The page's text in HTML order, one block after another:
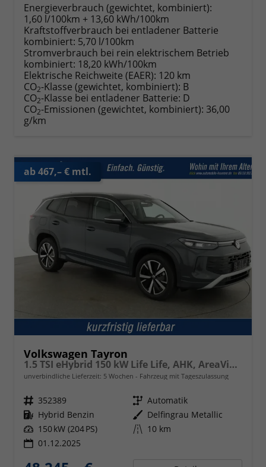
Energieverbrauch (gewichtet, kombiniert):
1,60 l/100km + 13,60 kWh/100km
Kraftstoffverbrauch bei entladener Batterie
kombiniert: 5,70 l/100km
Stromverbrauch bei rein elektrischem Betrieb
kombiniert: 18,20 kWh/100km
Elektrische Reichweite (EAER): 120 km
CO2-Klasse (gewichtet, kombiniert): B
CO2-Klasse bei entladener Batterie: D
CO2-Emissionen (gewichtet, kombiniert): 36,00
g/km
ab 467,– € mtl.
Volkswagen Tayron
1.5 TSI eHybrid 150 kW Life Life, AHK, AreaView, Side, Navi, Winter, 5-J. Garantie
unverbindliche Lieferzeit: 5 Wochen Fahrzeug mit Tageszulassung
Fahrzeugnr. 352389 Getriebe Automatik
Kraftstoff Hybrid Benzin Außenfarbe Delfingrau Metallic
Leistung 150 kW (204 PS) Kilometerstand 10 km
01.12.2025